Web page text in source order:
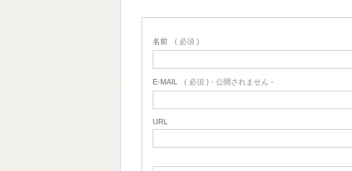
名前 ( 必須 )
E-MAIL ( 必須 ) - 公開されません -
URL